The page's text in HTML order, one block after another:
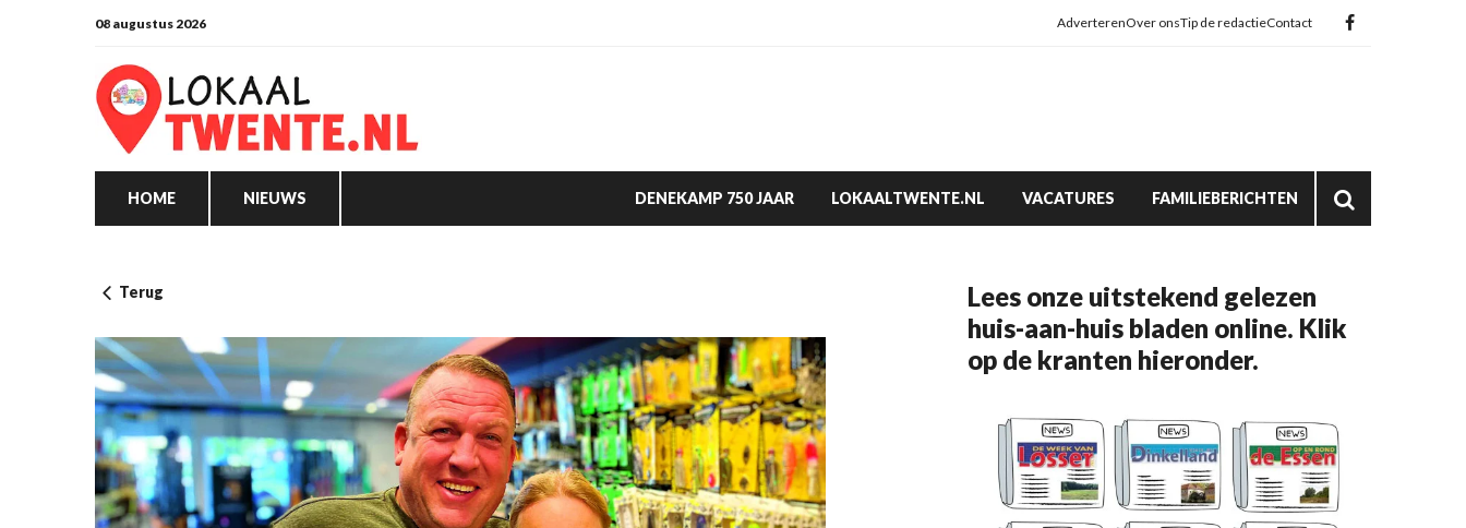
08 augustus 2026 AdverterenOver onsTip de redactieContact
HOME NIEUWS DENEKAMP 750 JAAR LOKAALTWENTE.NL VACATURES FAMILIEBERICHTEN
Terug
Lees onze uitstekend gelezen
huis-aan-huis bladen online. Klik
op de kranten hieronder.